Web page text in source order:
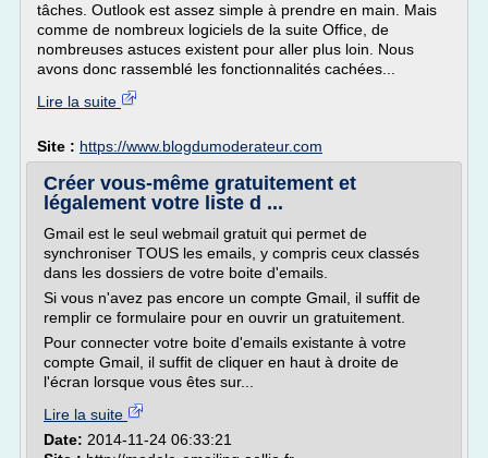
tâches. Outlook est assez simple à prendre en main. Mais
comme de nombreux logiciels de la suite Office, de
nombreuses astuces existent pour aller plus loin. Nous
avons donc rassemblé les fonctionnalités cachées...
Lire la suite
Site : https://www.blogdumoderateur.com
Créer vous-même gratuitement et
légalement votre liste d ...
Gmail est le seul webmail gratuit qui permet de
synchroniser TOUS les emails, y compris ceux classés
dans les dossiers de votre boite d'emails.
Si vous n'avez pas encore un compte Gmail, il suffit de
remplir ce formulaire pour en ouvrir un gratuitement.
Pour connecter votre boite d'emails existante à votre
compte Gmail, il suffit de cliquer en haut à droite de
l'écran lorsque vous êtes sur...
Lire la suite
Date: 2014-11-24 06:33:21